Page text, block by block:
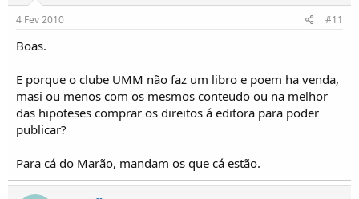
4 Fev 2010 #11
Boas.
E porque o clube UMM não faz um libro e poem ha venda,
masi ou menos com os mesmos conteudo ou na melhor
das hipoteses comprar os direitos á editora para poder
publicar?
Para cá do Marão, mandam os que cá estão.